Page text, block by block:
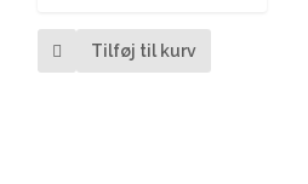
Tilføj til kurv